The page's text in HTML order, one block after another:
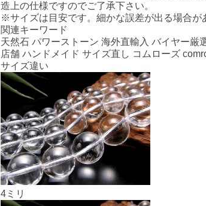
造上の仕様ですのでご了承下さい。
※サイズは目安です。細かな誤差が出る場合が
関連キーワード
天然石 パワーストーン 海外直輸入 バイヤー厳
店舗 ハンドメイド サイズ直し コムローズ
サイズ違い
4ミリ